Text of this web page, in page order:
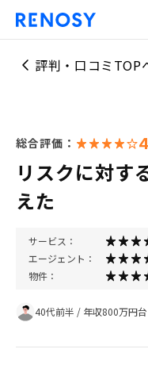
評判・口コミTOP
総合評価：
リスクに対す
えた
サービス：
エージェント：
物件：
40代前半 / 年収800万円台